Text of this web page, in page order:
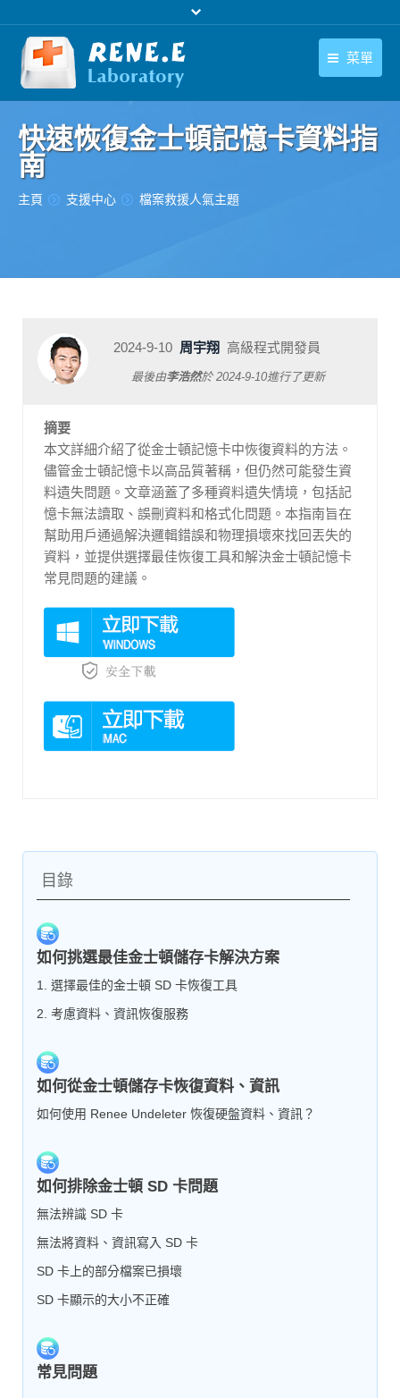
菜單
下載中心
購買
繁體中文
快速恢復金士頓記憶卡資料指
南
您在此处：
主頁 支援中心 檔案救援人氣主題
2024-9-10 周宇翔 高級程式開發員
最後由李浩然於2024-9-10進行了更新
摘要
本文詳細介紹了從金士頓記憶卡中恢復資料的方法。
儘管金士頓記憶卡以高品質著稱，但仍然可能發生資
料遺失問題。文章涵蓋了多種資料遺失情境，包括記
憶卡無法讀取、誤刪資料和格式化問題。本指南旨在
幫助用戶通過解決邏輯錯誤和物理損壞來找回丟失的
資料，並提供選擇最佳恢復工具和解決金士頓記憶卡
常見問題的建議。
目錄
如何挑選最佳金士頓儲存卡解決方案
1. 選擇最佳的金士頓 SD 卡恢復工具
2. 考慮資料、資訊恢復服務
如何從金士頓儲存卡恢復資料、資訊
如何使用 Renee Undeleter 恢復硬盤資料、資訊？
如何排除金士頓 SD 卡問題
無法辨識 SD 卡
無法將資料、資訊寫入 SD 卡
SD 卡上的部分檔案已損壞
SD 卡顯示的大小不正確
常見問題